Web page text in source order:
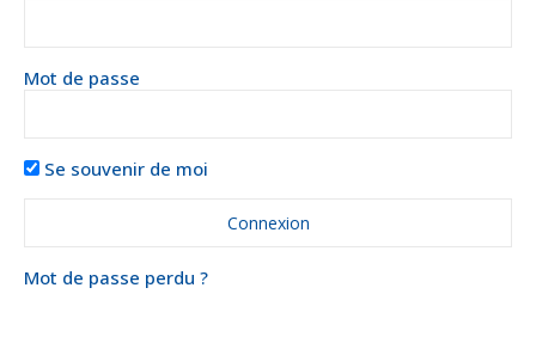
Mot de passe
Se souvenir de moi
Mot de passe perdu ?